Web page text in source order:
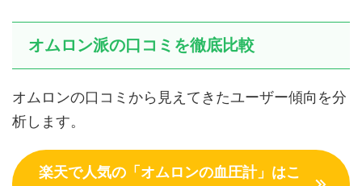
オムロン派の口コミを徹底比較
オムロンの口コミから見えてきたユーザー傾向を分
析します。
楽天で人気の「オムロンの血圧計」はこ